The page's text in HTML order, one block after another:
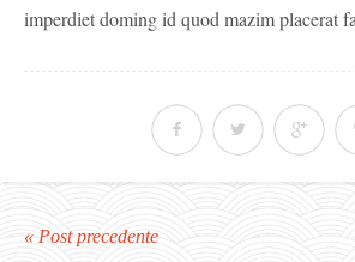
imperdiet doming id quod mazim placerat
« Post precedente